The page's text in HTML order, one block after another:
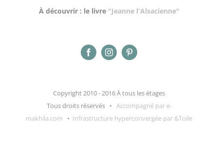
À découvrir : le livre "Jeanne l'Alsacienne"
Copyright 2010 - 2016 À tous les étages
Tous droits réservés • Accompagné par e-
makhila.com • Infrastructure hyperconvergée par &Toile